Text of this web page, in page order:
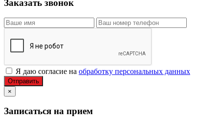
Заказать звонок
Я даю согласие на обработку персональных данных
Отправить
×
Записаться на прием